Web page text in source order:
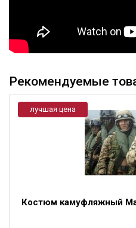
Рекомендуемые
лучшая цена
Костюм камуфляжный